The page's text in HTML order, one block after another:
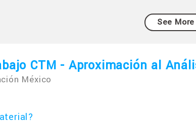
See More
CTM - Aproximación al
México